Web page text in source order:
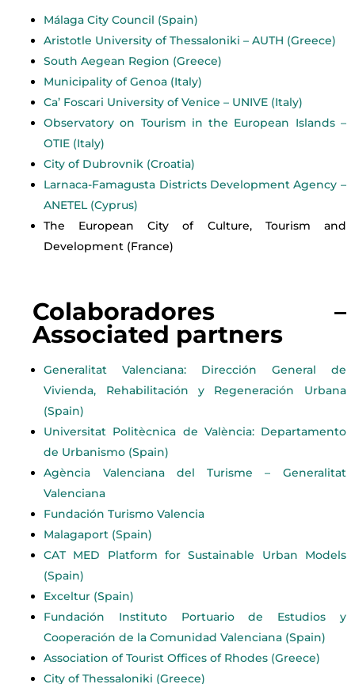
Málaga City Council (Spain)
Aristotle University of Thessaloniki – AUTH (Greece)
South Aegean Region (Greece)
Municipality of Genoa (Italy)
Ca’ Foscari University of Venice – UNIVE (Italy)
Observatory on Tourism in the European Islands –
OTIE (Italy)
City of Dubrovnik (Croatia)
Larnaca-Famagusta Districts Development Agency –
ANETEL (Cyprus)
The European City of Culture, Tourism and
Development (France)
Colaboradores –
Associated partners
Generalitat Valenciana: Dirección General de
Vivienda, Rehabilitación y Regeneración Urbana
(Spain)
Universitat Politècnica de València: Departamento
de Urbanismo (Spain)
Agència Valenciana del Turisme – Generalitat
Valenciana
Fundación Turismo Valencia
Malagaport (Spain)
CAT MED Platform for Sustainable Urban Models
(Spain)
Exceltur (Spain)
Fundación Instituto Portuario de Estudios y
Cooperación de la Comunidad Valenciana (Spain)
Association of Tourist Offices of Rhodes (Greece)
City of Thessaloniki (Greece)